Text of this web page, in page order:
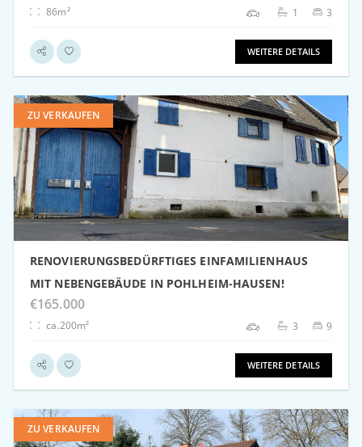
86m² 1 3
WEITERE DETAILS
ZU VERKAUFEN
weitere Details
RENOVIERUNGSBEDÜRFTIGES EINFAMILIENHAUS
MIT NEBENGEBÄUDE IN POHLHEIM-HAUSEN!
€165.000
ca.200m² 3 9
WEITERE DETAILS
ZU VERKAUFEN